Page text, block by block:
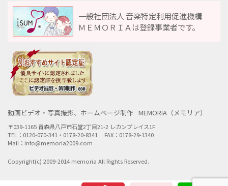
動画ビデオ・写真撮影、ホームページ制作 MEMORIA（メモリア）
〒039-1165 青森県八戸市石堂2丁目21-2 レカンプレイス1F
TEL：0120-070-341・0178-20-8341
FAX：0178-29-1340
Mail：info@memoria2009.com
一般社団法人 音楽特定利用促進機構
ＭＥＭＯＲＩＡは登録事業者です。
Copyright(c) 2009-2014 memoria All Rights Reserved.